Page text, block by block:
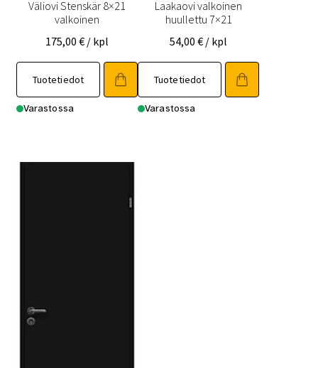
Väliovi Stenskär 8×21
valkoinen
175,00 € / kpl
Tuotetiedot
Tällä
tuotteella
onVarastossa
Laakaovi valkoinen
huullettu 7×21
54,00€ / kpl
Tuotetiedot
Tällä
tuotteella
onVarastossa